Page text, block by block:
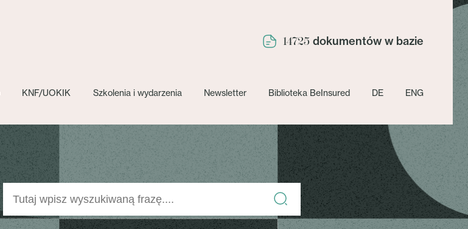
14725 dokumentów w bazie
KNF/UOKIK Szkolenia i wydarzenia Newsletter Biblioteka BeInsured DE ENG